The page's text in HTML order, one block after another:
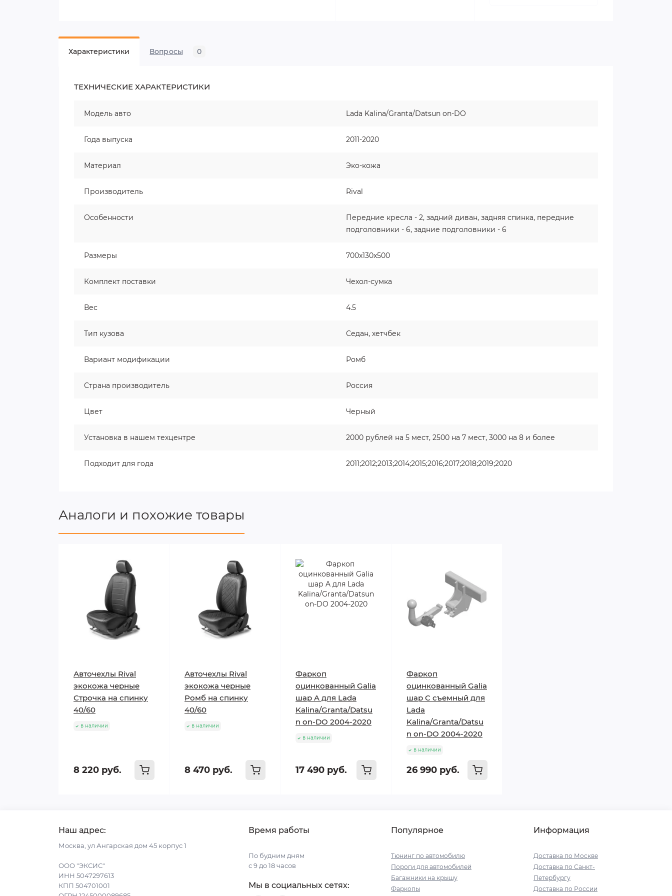
Характеристики Вопросы 0
ТЕХНИЧЕСКИЕ ХАРАКТЕРИСТИКИ
Модель авто Lada Kalina/Granta/Datsun on-DO
Года выпуска 2011-2020
Материал Эко-кожа
Производитель Rival
Особенности
Передние кресла - 2, задний диван, задняя спинка, передние
подголовники - 6, задние подголовники - 6
Размеры 700x130x500
Комплект поставки Чехол-сумка
Вес 4.5
Тип кузова Седан, хетчбек
Вариант модификации Ромб
Страна производитель Россия
Цвет Черный
Установка в нашем техцентре 2000 рублей на 5 мест, 2500 на 7 мест, 3000 на 8 и более
Подходит для года 2011;2012;2013;2014;2015;2016;2017;2018;2019;2020
Аналоги и похожие товары
Авточехлы Rival
экокожа черные
Строчка на спинку
40/60
в наличии
8 220 руб.
Авточехлы Rival
экокожа черные
Ромб на спинку
40/60
в наличии
8 470 руб.
Фаркоп
оцинкованный Galia
шар A для Lada
Kalina/Granta/Datsu
n on-DO 2004-2020
в наличии
17 490 руб.
Фаркоп
оцинкованный Galia
шар C съемный для
Lada
Kalina/Granta/Datsu
n on-DO 2004-2020
в наличии
26 990 руб.
Наш адрес:
Москва, ул Ангарская дом 45 корпус 1
ООО "ЭКСИС"
ИНН 5047297613
КПП 504701001
Время работы
По будним дням
с 9 до 18 часов
Мы в социальных сетях:
Популярное
Тюнинг по автомобилю
Пороги для автомобилей
Багажники на крышу
Фаркопы
Информация
Доставка по Москве
Доставка по Санкт-
Петербургу
Доставка по России